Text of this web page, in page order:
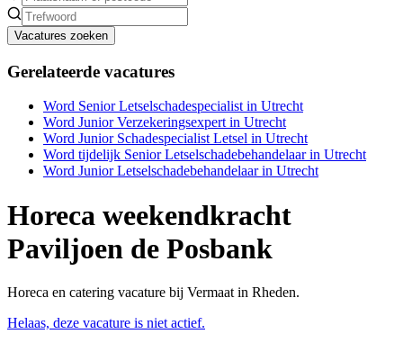
Vacatures zoeken
Gerelateerde vacatures
Word Senior Letselschadespecialist in Utrecht
Word Junior Verzekeringsexpert in Utrecht
Word Junior Schadespecialist Letsel in Utrecht
Word tijdelijk Senior Letselschadebehandelaar in Utrecht
Word Junior Letselschadebehandelaar in Utrecht
Horeca weekendkracht
Paviljoen de Posbank
Horeca en catering vacature bij Vermaat in Rheden.
Helaas, deze vacature is niet actief.